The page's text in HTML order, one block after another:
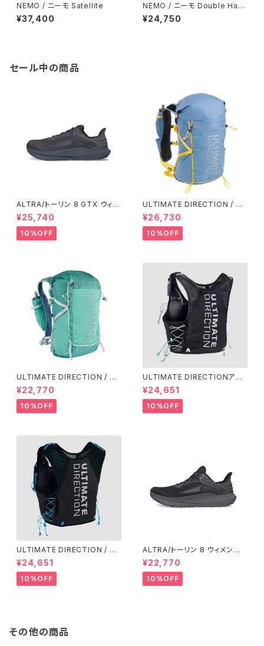
NEMO / ニーモ Satellite
¥37,400
NEMO / ニーモ Double Haul
™ 30L Black
¥24,750
セール中の商品
ALTRA/トーリン 8 GTX ウィメ
ンズ
¥25,740
10%OFF
ULTIMATE DIRECTION / ア
ルティメット ディレクション Fas
tpack 30 Men's / Fog
¥26,730
10%OFF
ULTIMATE DIRECTION / ア
ルティメット ディレクション Fas
tpackher 20 Women'S / Em
erald 2.0
¥22,770
10%OFF
ULTIMATE DIRECTIONアル
ディメット ディレクション/ XOD
US VESTA（エクソドス ベスタ）
ウィメンズ / ONYX
¥24,651
10%OFF
ULTIMATE DIRECTION / ア
ルティメット ディレクション XO
DUS VEST（エクソドス ベスト）
メンズ / ONYX
¥24,651
10%OFF
ALTRA/トーリン 8 ウィメン
ズ Black/Black
¥22,770
10%OFF
その他の商品